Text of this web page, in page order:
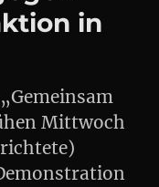
in
Mittwoch